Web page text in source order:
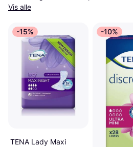
Vis alle
-15%
TENA Lady Maxi
-10%